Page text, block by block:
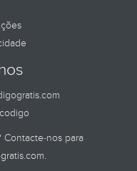
nos para
.